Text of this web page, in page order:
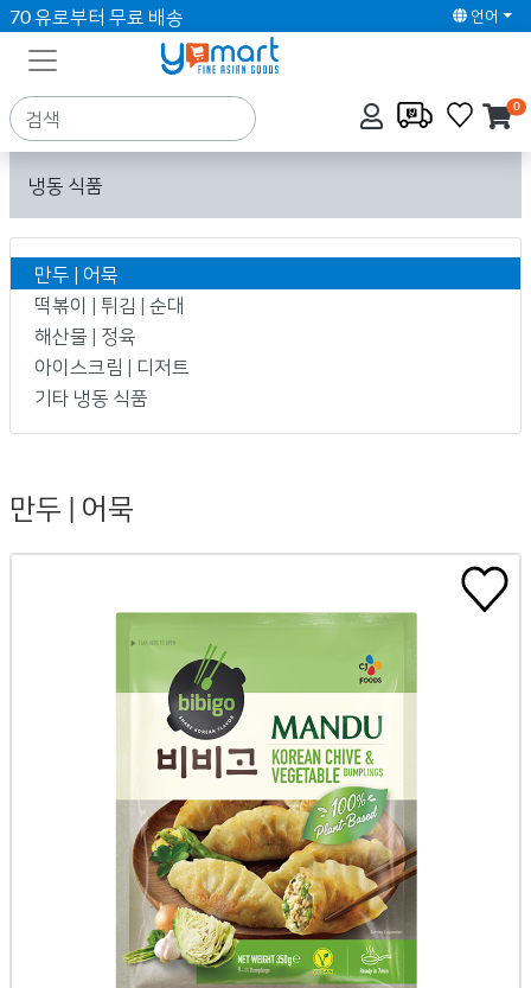
70 유로부터 무료 배송 언어
0
냉동 식품
만두 | 어묵
떡볶이 | 튀김 | 순대
해산물 | 정육
아이스크림 | 디저트
기타 냉동 식품
만두 | 어묵